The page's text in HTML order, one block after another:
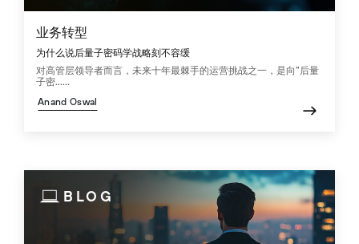
业务转型
为什么说后量子密码学战略刻不容缓
对高管层领导者而言，未来十年最棘手的运营挑战之一，是向“后量
子密......
Anand Oswal
BLOG